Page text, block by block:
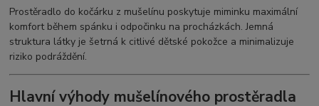
Prostěradlo do kočárku z mušelínu poskytuje miminku maximální
komfort během spánku i odpočinku na procházkách. Jemná
struktura látky je šetrná k citlivé dětské pokožce a minimalizuje
riziko podráždění.
Hlavní výhody mušelínového prostěradla